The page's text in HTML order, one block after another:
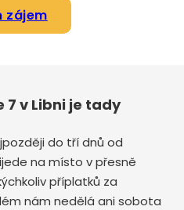
zájem
7 v Libni je tady
do tří dnů od
na místo v přesně
příplatků za
nám nedělá ani sobota